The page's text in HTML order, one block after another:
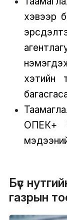
хэвээр
хэтийн
ОПЕК+
Бүс
газрын